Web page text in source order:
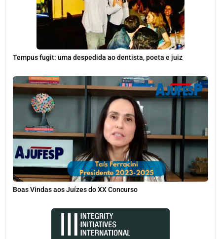
Tempus fugit: uma despedida ao dentista, poeta e juiz
Boas Vindas aos Juízes do XX Concurso